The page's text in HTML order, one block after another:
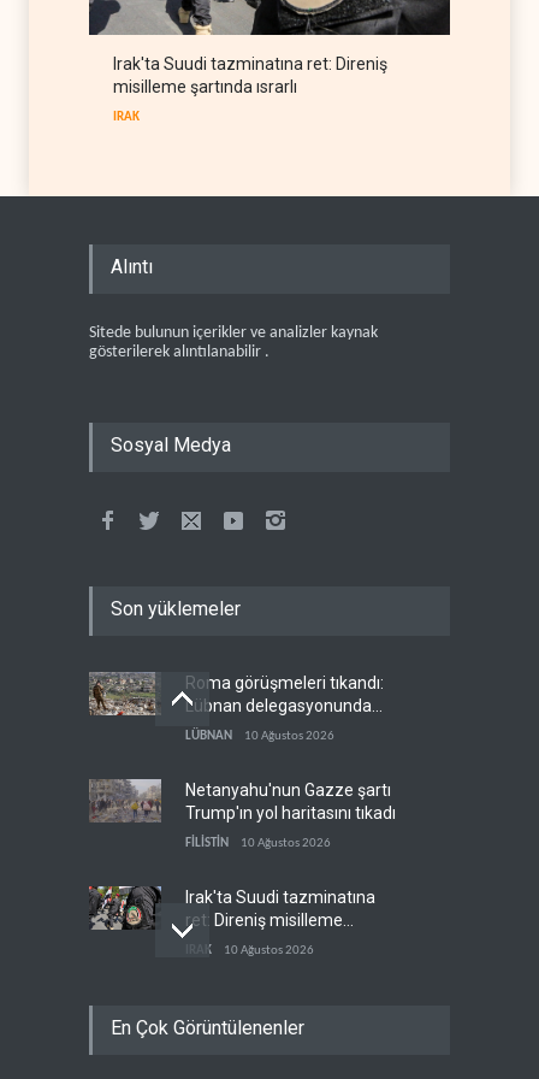
Irak'ta Suudi tazminatına ret: Direniş
misilleme şartında ısrarlı
IRAK
Alıntı
Sitede bulunun içerikler ve analizler kaynak
gösterilerek alıntılanabilir .
Sosyal Medya
Son yüklemeler
Roma görüşmeleri tıkandı:
Lübnan delegasyonunda
anlaşmazlık çıktı
LÜBNAN 10 Ağustos 2026
Netanyahu'nun Gazze şartı
Trump'ın yol haritasını tıkadı
FİLİSTİN 10 Ağustos 2026
Irak'ta Suudi tazminatına
ret: Direniş misilleme
şartında ısrarlı
IRAK 10 Ağustos 2026
güçlerinin Muha'daki askeri
En Çok Görüntülenenler